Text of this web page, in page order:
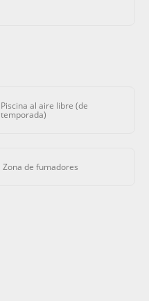
Piscina al aire libre (de
temporada)
Zona de fumadores